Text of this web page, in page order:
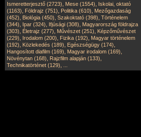
Ismeretterjesztő (2723), Mese (1554), Iskolai, oktató
(1163), Földrajz (751), Politika (610), Mezőgazdaság
(452), Biológia (450), Szakoktató (398), Történelem
(344), Ipar (324), Ifjúsági (308), Magyarország földrajza
(303), Életrajz (277), Művészet (251), Képzőművészet
(229), Irodalom (200), Fizika (192), Magyar történelem
(192), Közlekedés (189), Egészségügy (174),
Hangosított diafilm (169), Magyar irodalom (169),
Növénytan (168), Rajzfilm alapján (133),
Technikatörténet (129),